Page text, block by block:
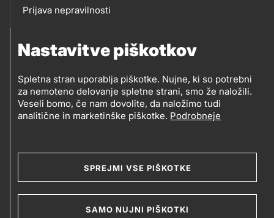
Nastavitve piškotkov
Spletna stran uporablja piškotke. Nujne, ki so potrebni
za nemoteno delovanje spletne strani, smo že naložili.
Veseli bomo, če nam dovolite, da naložimo tudi
analitične in marketinške piškotke. Podrobneje
SPREJMI VSE PIŠKOTKE
SAMO NUJNI PIŠKOTKI
integriteta
Prijava nepravilnosti
SLEDITE NAM
Sledite
nam
Prodajna mesta
© 2019-2026 Petrol d.d., Ljubljana.
Pravni pogoji